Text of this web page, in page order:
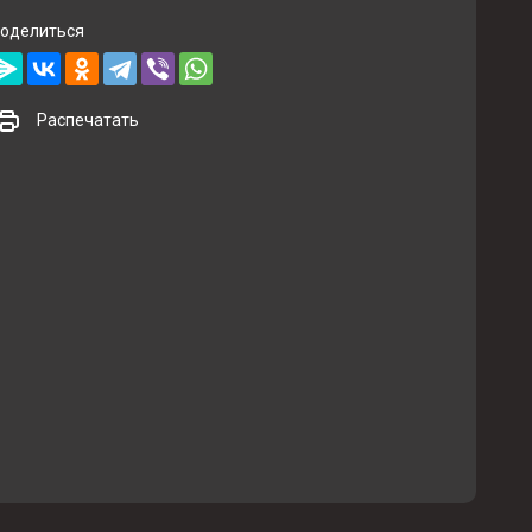
Распечатать